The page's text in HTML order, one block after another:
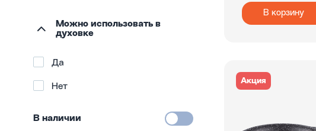
Можно использовать в
духовке
Да
Нет
В наличии
В корзину
Акция